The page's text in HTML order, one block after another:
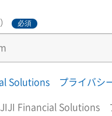
必須
Solutions プライバシ
Financial Solutions